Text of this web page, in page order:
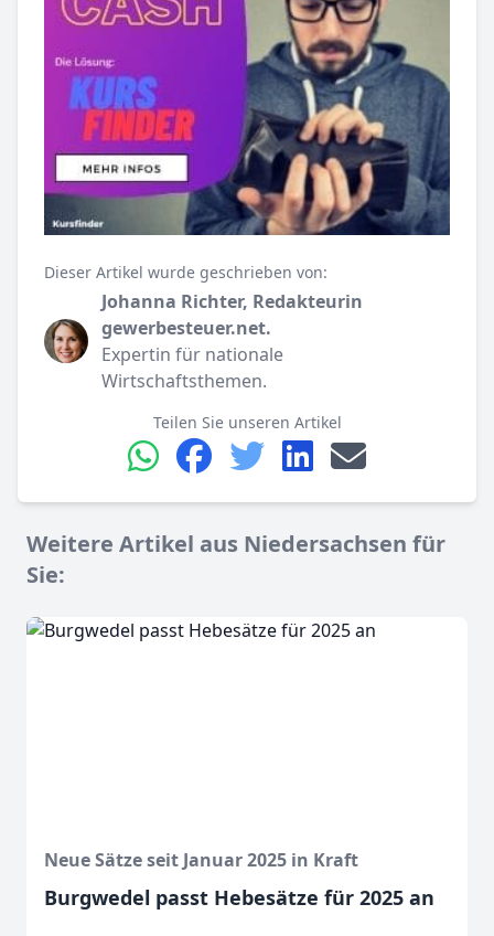
Dieser Artikel wurde geschrieben von:
Johanna Richter, Redakteurin
gewerbesteuer.net.
Expertin für nationale
Wirtschaftsthemen.
Teilen Sie unseren Artikel
Weitere Artikel aus Niedersachsen für
Sie:
Neue Sätze seit Januar 2025 in Kraft
Burgwedel passt Hebesätze für 2025 an